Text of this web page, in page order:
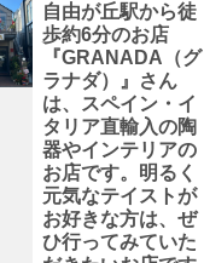
自由が丘駅から徒
歩約6分のお店
『GRANADA（グ
ラナダ）』さん
は、スペイン・イ
タリア直輸入の陶
器やインテリアの
お店です。明るく
元気なテイストが
お好きな方は、ぜ
ひ行ってみていた